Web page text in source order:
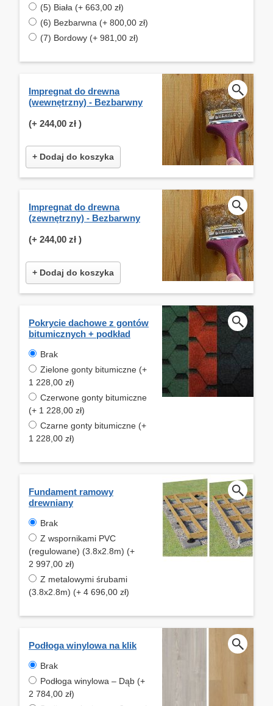
(5) Biała (+ 663,00 zł)
(6) Bezbarwna (+ 800,00 zł)
(7) Bordowy (+ 981,00 zł)
Impregnat do drewna
(wewnętrzny) - Bezbarwny
(+ 244,00 zł )
+ Dodaj do koszyka
Impregnat do drewna
(zewnętrzny) - Bezbarwny
(+ 244,00 zł )
+ Dodaj do koszyka
Pokrycie dachowe z gontów
bitumicznych + podkład
Brak
Zielone gonty bitumiczne (+
1 228,00 zł)
Czerwone gonty bitumiczne
(+ 1 228,00 zł)
Czarne gonty bitumiczne (+
1 228,00 zł)
Fundament ramowy
drewniany
Brak
Z wspornikami PVC
(regulowane) (3.8x2.8m) (+
2 997,00 zł)
Z metalowymi śrubami
(3.8x2.8m) (+ 4 696,00 zł)
Podłoga winylowa na klik
Brak
Podłoga winylowa – Dąb (+
2 784,00 zł)